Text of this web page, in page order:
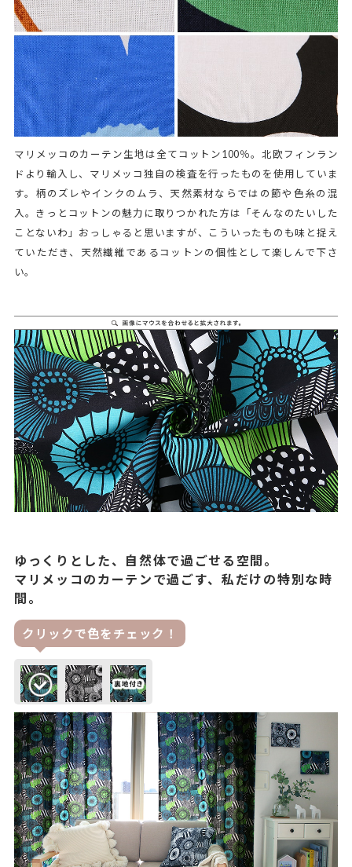
マリメッコのカーテン生地は全てコットン100％。北欧フィンラン
ドより輸入し、マリメッコ独自の検査を行ったものを使用していま
す。柄のズレやインクのムラ、天然素材ならではの節や色糸の混
入。きっとコットンの魅力に取りつかれた方は「そんなのたいした
ことないわ」おっしゃると思いますが、こういったものも味と捉え
ていただき、天然繊維であるコットンの個性として楽しんで下さ
い。
ゆっくりとした、自然体で過ごせる空間。
マリメッコのカーテンで過ごす、私だけの特別な時
間。